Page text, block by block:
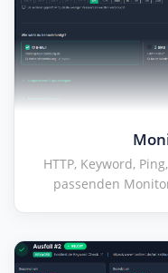
HTTP, Keyword,
passenden